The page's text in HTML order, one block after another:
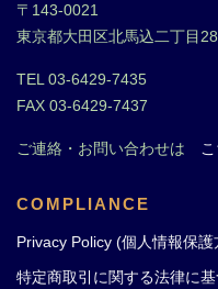
〒143-0021
東京都大田区北馬込二丁目
TEL 03-6429-7435
FAX 03-6429-7437
ご連絡・お問い合わせは
COMPLIANCE
Privacy Policy (個人情報保護
特定商取引に関する法律に